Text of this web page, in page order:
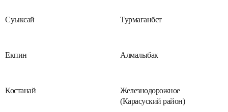
Суыксай Турмаганбет
Екпин Алмалыбак
Костанай
Железнодорожное
(Карасуский район)